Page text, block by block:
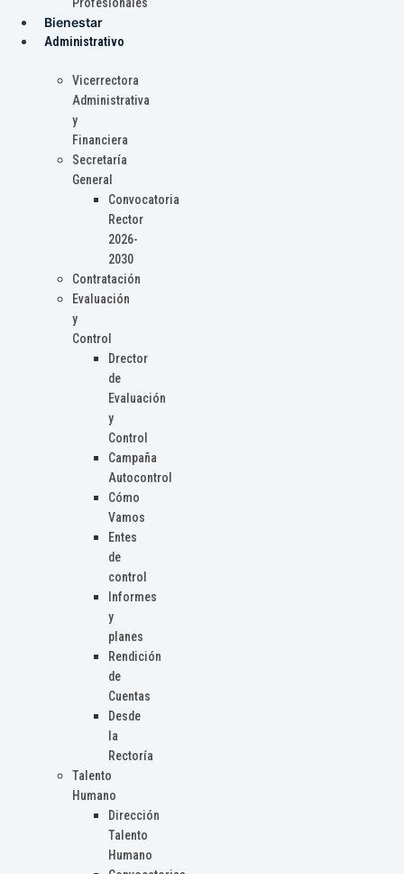
Profesionales
Bienestar
Administrativo
Vicerrectora
Administrativa
y
Financiera
Secretaría
General
Convocatoria
Rector
2026-
2030
Contratación
Evaluación
y
Control
Drector
de
Evaluación
y
Control
Campaña
Autocontrol
Cómo
Vamos
Entes
de
control
Informes
y
planes
Rendición
de
Cuentas
Desde
la
Rectoría
Talento
Humano
Dirección
Talento
Humano